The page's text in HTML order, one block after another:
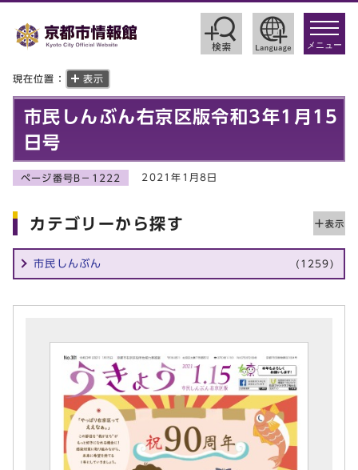
toggle
メニュー
現在位置： 表示
市民しんぶん右京区版令和3年1月15
日号
ページ番号B－1222 2021年1月8日
カテゴリーから探す
市民しんぶん (1259)